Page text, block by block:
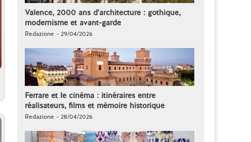
Valence, 2000 ans d'architecture : gothique,
modernisme et avant-garde
Redazione - 29/04/2026
Ferrare et le cinéma : itinéraires entre
réalisateurs, films et mémoire historique
Redazione - 28/04/2026